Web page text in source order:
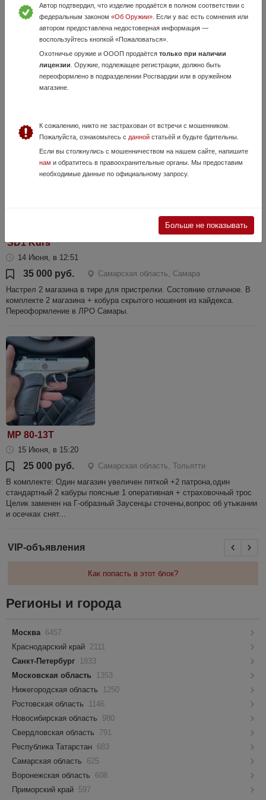
МР-80-13Т CAL 45 Rubber
24 Июля, в 08:35
18 000 руб.
SD1 Kurs
14 Июня, в 12:51
35 000 руб.
Самарская область, Самара
Настрел 2 магазина в тире для пристрелки. Состояние отличное. В
комплекте 2 магазина + кобура скрытого ношения из кайдекса.
Переоформление в ЛРО Самары.
МР 80-13Т
15 Июня, в 15:20
25 000 руб.
Самарская область, Тольятти
В комплекте: Один магазин увеличен пяткой +2 патрона,один
стандартный 2 кабуры поясные 1 оперативная + страховочный трос
Целик заменен на Г-образный Заусенцы сточены,вопрос об утыкании
и осечках снят...
Автор подтвердил, что изделие продаётся в полном соответствии с
федеральным законом «Об Оружии». Если у вас есть сомнения или
автором предоставлена недостоверная информация —
воспользуйтесь кнопкой «Пожаловаться».
Охотничье оружие и ОООП продаётся только при наличии
лицензии . Оружие, подлежащее регистрации, должно быть
переоформлено в подразделении Росгвардии или в оружейном
магазине.
К сожалению, никто не застрахован от встречи с мошенником.
Пожалуйста, ознакомьтесь с даннойстатьёй и будьте бдительны.
Если вы столкнулись с мошенничеством на нашем сайте, напишите
нам и обратитесь в правоохранительные органы. Мы предоставим
необходимые данные по официальному запросу.
Больше не показывать
VIP-объявления
Как попасть в этот блок?
Регионы и города
Москва 6457
Краснодарский край 2111
Санкт-Петербург 1833
Московская область 1353
Нижегородская область
1250
Ростовская область
1146
Новосибирская область
980
Свердловская область
791
Республика Татарстан 683
Самарская область
625
Воронежская область
608
Приморский край 597